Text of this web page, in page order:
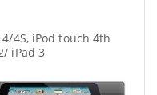
4S, iPod touch 4th
iPad 3